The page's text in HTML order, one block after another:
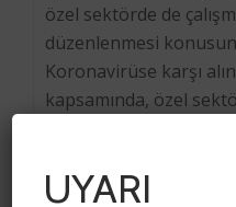
özel sektörde de
düzenlenmesi
Koronavirüse karşı
kapsamında, özel
UYARI